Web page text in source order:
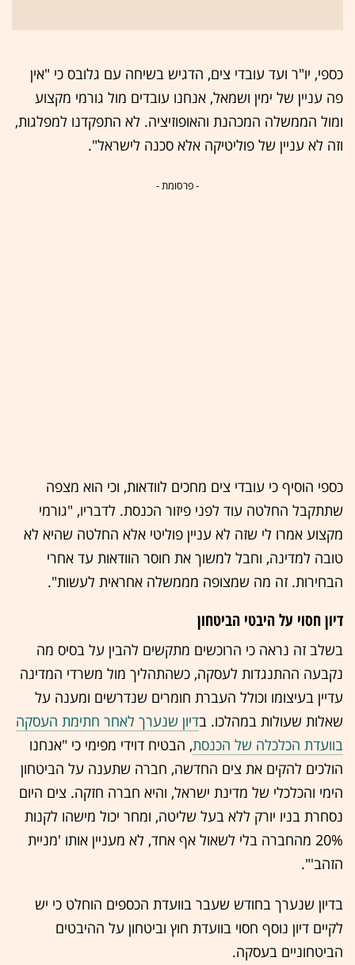
כספי, יו"ר ועד עובדי צים, הדגיש בשיחה עם גלובס כי "אין
פה עניין של ימין ושמאל, אנחנו עובדים מול גורמי מקצוע
ומול הממשלה המכהנת והאופוזיציה. לא התפקדנו למפלגות,
וזה לא עניין של פוליטיקה אלא סכנה לישראל".
- פרסומת -
כספי הוסיף כי עובדי צים מחכים לוודאות, וכי הוא מצפה
שתתקבל החלטה עוד לפני פיזור הכנסת. לדבריו, "גורמי
מקצוע אמרו לי שזה לא עניין פוליטי אלא החלטה שהיא לא
טובה למדינה, וחבל למשוך את חוסר הוודאות עד אחרי
הבחירות. זה מה שמצופה מממשלה אחראית לעשות".
דיון חסוי על היבטי הביטחון
בשלב זה נראה כי הרוכשים מתקשים להבין על בסיס מה
נקבעה ההתנגדות לעסקה, כשהתהליך מול משרדי המדינה
עדיין בעיצומו וכולל העברת חומרים שנדרשים ומענה על
שאלות שעולות במהלכו. בדיון שנערך לאחר חתימת העסקה
בוועדת הכלכלה של הכנסת, הבטיח דוידי מפימי כי "אנחנו
הולכים להקים את צים החדשה, חברה שתענה על הביטחון
הימי והכלכלי של מדינת ישראל, והיא חברה חזקה. צים היום
נסחרת בניו יורק ללא בעל שליטה, ומחר יכול מישהו לקנות
20% מהחברה בלי לשאול אף אחד, לא מעניין אותו 'מניית
הזהב'".
בדיון שנערך בחודש שעבר בוועדת הכספים הוחלט כי יש
לקיים דיון נוסף חסוי בוועדת חוץ וביטחון על ההיבטים
הביטחוניים בעסקה.